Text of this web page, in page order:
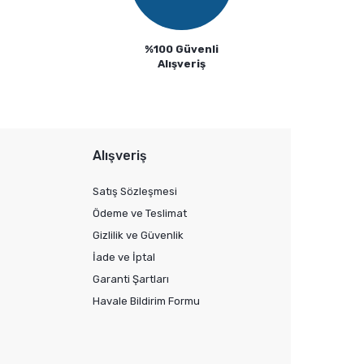
%100 Güvenli
Alışveriş
Alışveriş
Satış Sözleşmesi
Ödeme ve Teslimat
Gizlilik ve Güvenlik
İade ve İptal
Garanti Şartları
Havale Bildirim Formu